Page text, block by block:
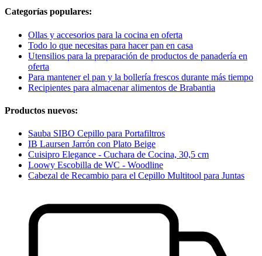
Categorías populares:
Ollas y accesorios para la cocina en oferta
Todo lo que necesitas para hacer pan en casa
Utensilios para la preparación de productos de panadería en
oferta
Para mantener el pan y la bollería frescos durante más tiempo
Recipientes para almacenar alimentos de Brabantia
Productos nuevos:
Sauba SIBO Cepillo para Portafiltros
IB Laursen Jarrón con Plato Beige
Cuisipro Elegance - Cuchara de Cocina, 30,5 cm
Loowy Escobilla de WC - Woodline
Cabezal de Recambio para el Cepillo Multitool para Juntas